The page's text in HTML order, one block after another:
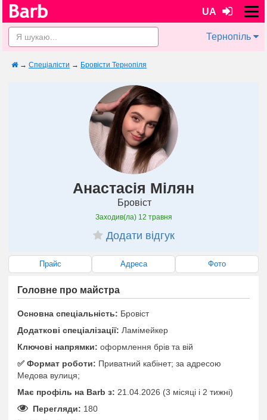
UA
Тернопіль
→ Спеціалісти → Бровісти Тернопіля
Анастасія Мілян
Бровіст
Заходив(ла) 12 травня
Додати відгук
Прайс Адреса Фото
Головне про майстра
Основна спеціальність: Бровіст
Додаткові спеціалізації: Ламімейкер
Ключові напрямки: оформлення брів та вій
✅️ Формат роботи: Приватний кабінет; за адресою
Медова вулиця;
Має профіль на Barb з: 21.04.2026 (3 місяці i 2 тижні)
Перегляди: 180